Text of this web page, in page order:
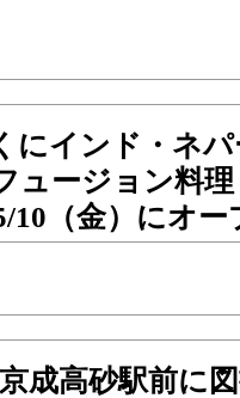
にインド・ネ
ュージョン料
10（金）にオ
成高砂駅前に